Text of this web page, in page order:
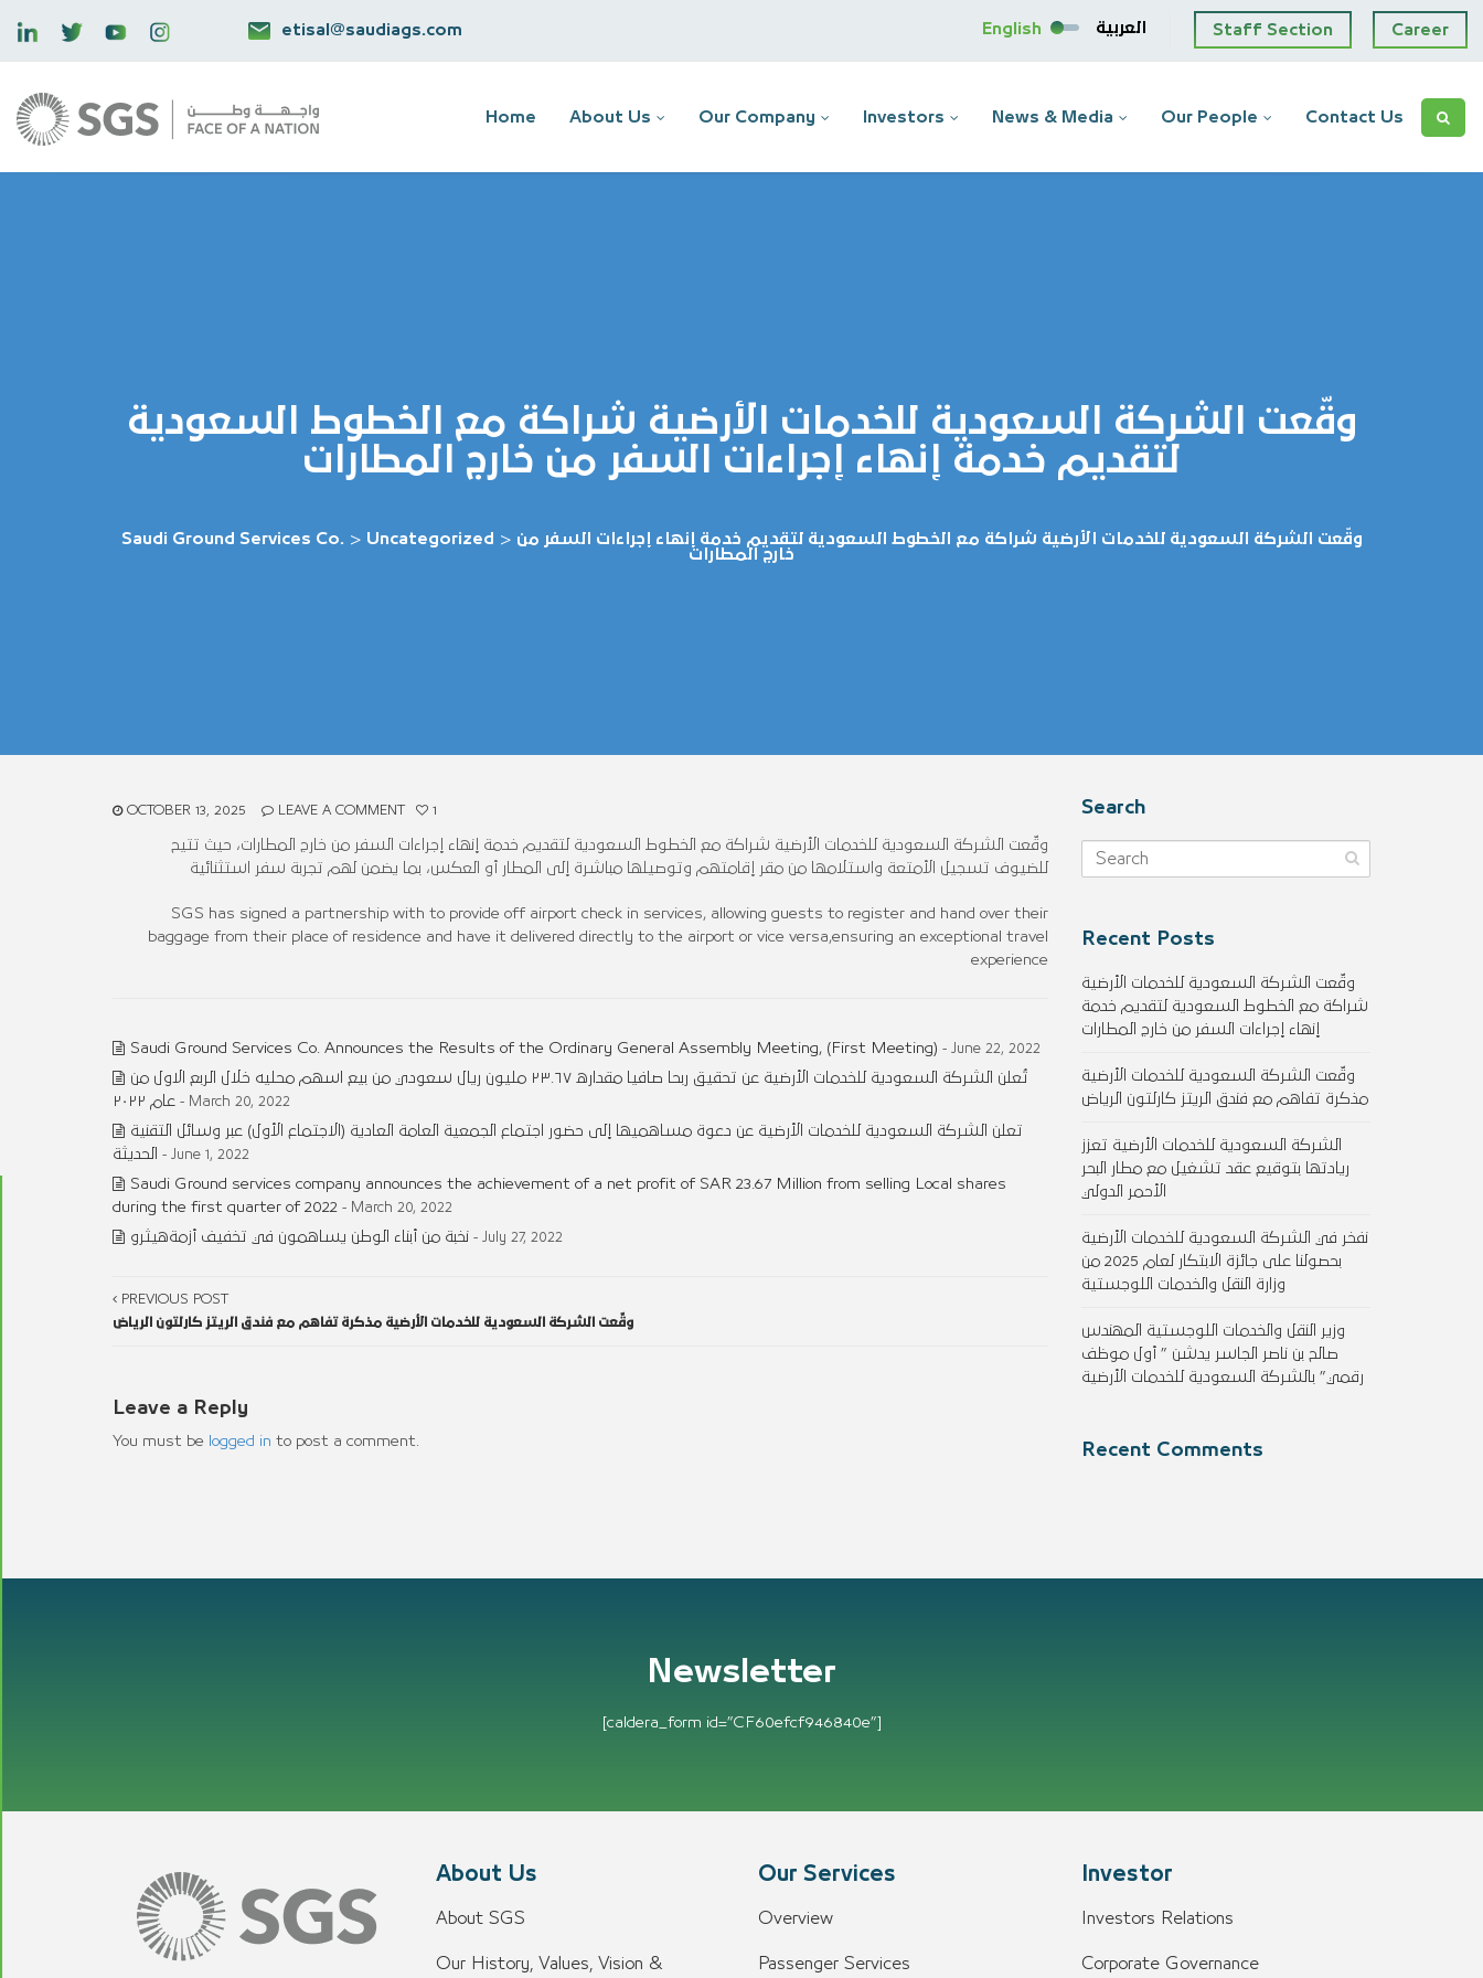
etisal@saudiags.com English العربية Staff Section Career
Home About Us Our Company Investors News & Media Our People Contact Us
وقّعت الشركة السعودية للخدمات الأرضية شراكة مع الخطوط السعودية
لتقديم خدمة إنهاء إجراءات السفر من خارج المطارات
Saudi Ground Services Co. > Uncategorized > وقّعت الشركة السعودية للخدمات الأرضية شراكة مع الخطوط السعودية لتقديم خدمة إنهاء إجراءات السفر من
خارج المطارات
OCTOBER 13, 2025 LEAVE A COMMENT 1
وقّعت الشركة السعودية للخدمات الأرضية شراكة مع الخطوط السعودية لتقديم خدمة إنهاء إجراءات السفر من خارج المطارات، حيث تتيح
للضيوف تسجيل الأمتعة واستلامها من مقر إقامتهم وتوصيلها مباشرة إلى المطار أو العكس، بما يضمن لهم تجربة سفر استثنائية
SGS has signed a partnership with to provide off airport check in services, allowing guests to register and hand over their
baggage from their place of residence and have it delivered directly to the airport or vice versa,ensuring an exceptional travel
experience
Saudi Ground Services Co. Announces the Results of the Ordinary General Assembly Meeting, (First Meeting) - June 22, 2022
تُعلن الشركة السعودية للخدمات الأرضية عن تحقيق ربحا صافيا مقداره ٢٣.٦٧ مليون ريال سعودي من بيع اسهم محليه خلال الربع الاول من
عام ٢٠٢٢ - March 20, 2022
تعلن الشركة السعودية للخدمات الأرضية عن دعوة مساهميها إلى حضور اجتماع الجمعية العامة العادية (الاجتماع الأول) عبر وسائل التقنية
الحديثة
- June 1, 2022
Saudi Ground services company announces the achievement of a net profit of SAR 23.67 Million from selling Local shares
during the first quarter of 2022 - March 20, 2022
نخبة من أبناء الوطن يساهمون في تخفيف أزمةهيثرو - July 27, 2022
PREVIOUS POST
وقّعت الشركة السعودية للخدمات الأرضية مذكرة تفاهم مع فندق الريتز كارلتون الرياض
Leave a Reply
You must be logged in to post a comment.
Search
Recent Posts
وقّعت الشركة السعودية للخدمات الأرضية
شراكة مع الخطوط السعودية لتقديم خدمة
إنهاء إجراءات السفر من خارج المطارات
وقّعت الشركة السعودية للخدمات الأرضية
مذكرة تفاهم مع فندق الريتز كارلتون الرياض
الشركة السعودية للخدمات الأرضية تعزز
ريادتها بتوقيع عقد تشغيل مع مطار البحر
الأحمر الدولي
نفخر في الشركة السعودية للخدمات الأرضية
بحصولنا على جائزة الابتكار لعام 2025 من
وزارة النقل والخدمات اللوجستية
وزير النقل والخدمات اللوجستية المهندس
صالح بن ناصر الجاسر يدشن ” أول موظف
رقمي” بالشركة السعودية للخدمات الأرضية
Recent Comments
Newsletter
[caldera_form id=”CF60efcf946840e”]
About Us
About SGS
Our History, Values, Vision &
Our Services
Overview
Passenger Services
Investor
Investors Relations
Corporate Governance